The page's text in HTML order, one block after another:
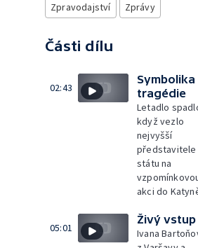
Zpravodajství Zprávy
Části dílu
02:43
Symbolika
tragédie
Letadlo
když vezlo
nejvyšší
představitele
státu na
akci do
05:01
Živý vstup
Ivana